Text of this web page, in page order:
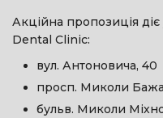
Акційна пропозиція діє
Dental Clinic:
вул. Антоновича, 40
просп. Миколи
бульв. Миколи